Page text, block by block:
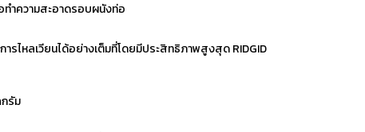
ทำความสะอาดรอบผนังท่อ
รไหลเวียนได้อย่างเต็มที่โดยมีประสิทธิภาพสูงสุด RIDGID
รัม